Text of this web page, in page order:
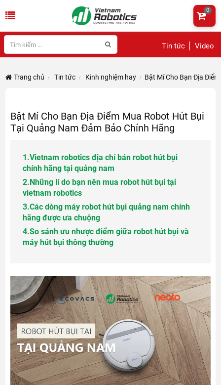
Tin tức Video
0
Trang chủ Tin tức Kinh nghiệm hay Bật Mí Cho Bạn Địa
Bật Mí Cho Bạn Địa Điểm Mua Robot Hút Bụi
Tại Quảng Nam Đảm Bảo Chính Hãng
1.Vietnam robotics địa chỉ bán robot hút bụi
chính hãng tại quảng nam
2.Những lí do bạn nên mua robot hút bụi tại
vietnam robotics
3.Các dòng máy robot hút bụi quảng nam chính
hãng được ưa chuộng
4.So sánh ưu nhược điểm giữa robot hút bụi và
máy hút bụi thông thường